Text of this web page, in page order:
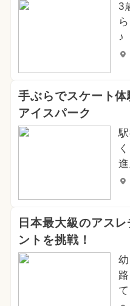
3
♪
手ぶらでスケート
アイスパーク
日本最大級のアス
ントを挑戦！